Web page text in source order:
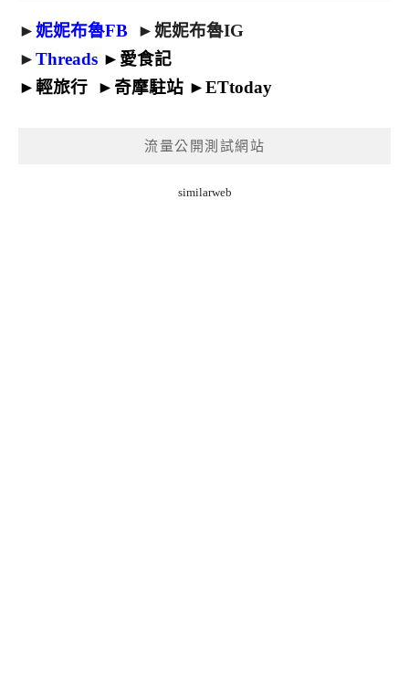
►妮妮布魯FB ►妮妮布魯IG
►Threads ► 愛食記
►輕旅行 ► 奇摩駐站 ►ETtoday
流量公開測試網站
similarweb